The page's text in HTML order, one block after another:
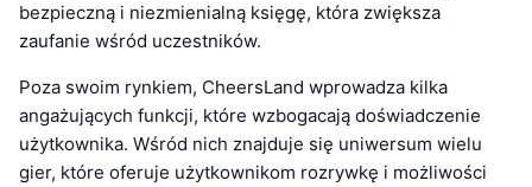
bezpieczną i niezmienialną księgę, która zwiększa
zaufanie wśród uczestników.
Poza swoim rynkiem, CheersLand wprowadza kilka
angażujących funkcji, które wzbogacają doświadczenie
użytkownika. Wśród nich znajduje się uniwersum wielu
gier, które oferuje użytkownikom rozrywkę i możliwości